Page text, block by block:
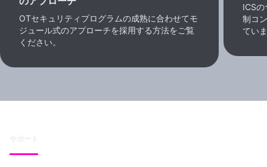
OTセキュリティプログラムの成熟に合わせてモ
ジュール式のアプローチを採用する方法をご覧
ください。
ICS
制コ
てい
サポート